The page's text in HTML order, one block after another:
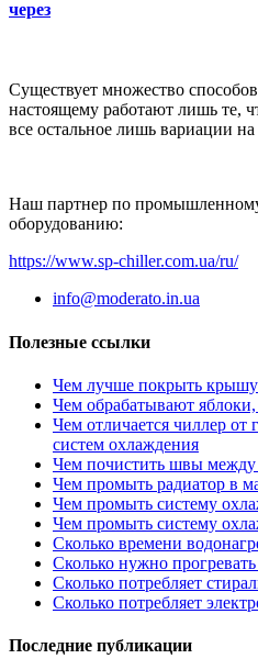
через
Существует множество
настоящему работают лишь те,
все остальное лишь вариации
Наш партнер по
оборудованию:
https://www.sp-chiller.com.ua/ru/
info@moderato.in.ua
Полезные ссылки
Чем лучше покрыть
Чем обрабатывают
Чем отличается чиллер
систем охлаждения
Чем почистить швы между
Чем промыть радиатор в
Чем промыть систему
Чем промыть систему
Сколько времени
Сколько нужно
Сколько потребляет
Сколько потребляет
Последние публикации